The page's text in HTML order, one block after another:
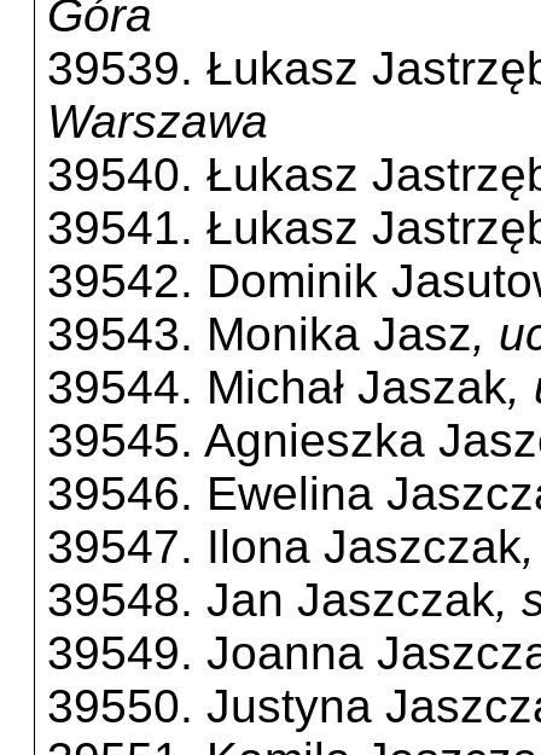
Góra
39539. Łukasz
Warszawa
39540. Łukasz
39541. Łukasz
39542. Dominik
39543. Monika Jasz,
39544. Michał Jaszak,
39545. Agnieszka
39546. Ewelina
39547. Ilona Jaszczak
39548. Jan Jaszczak,
39549. Joanna
39550. Justyna